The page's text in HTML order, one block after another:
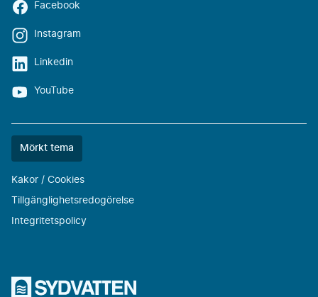
Facebook
Instagram
Linkedin
YouTube
Färgtemat
Mörkt tema
Kakor / Cookies
Tillgänglighetsredogörelse
Integritetspolicy